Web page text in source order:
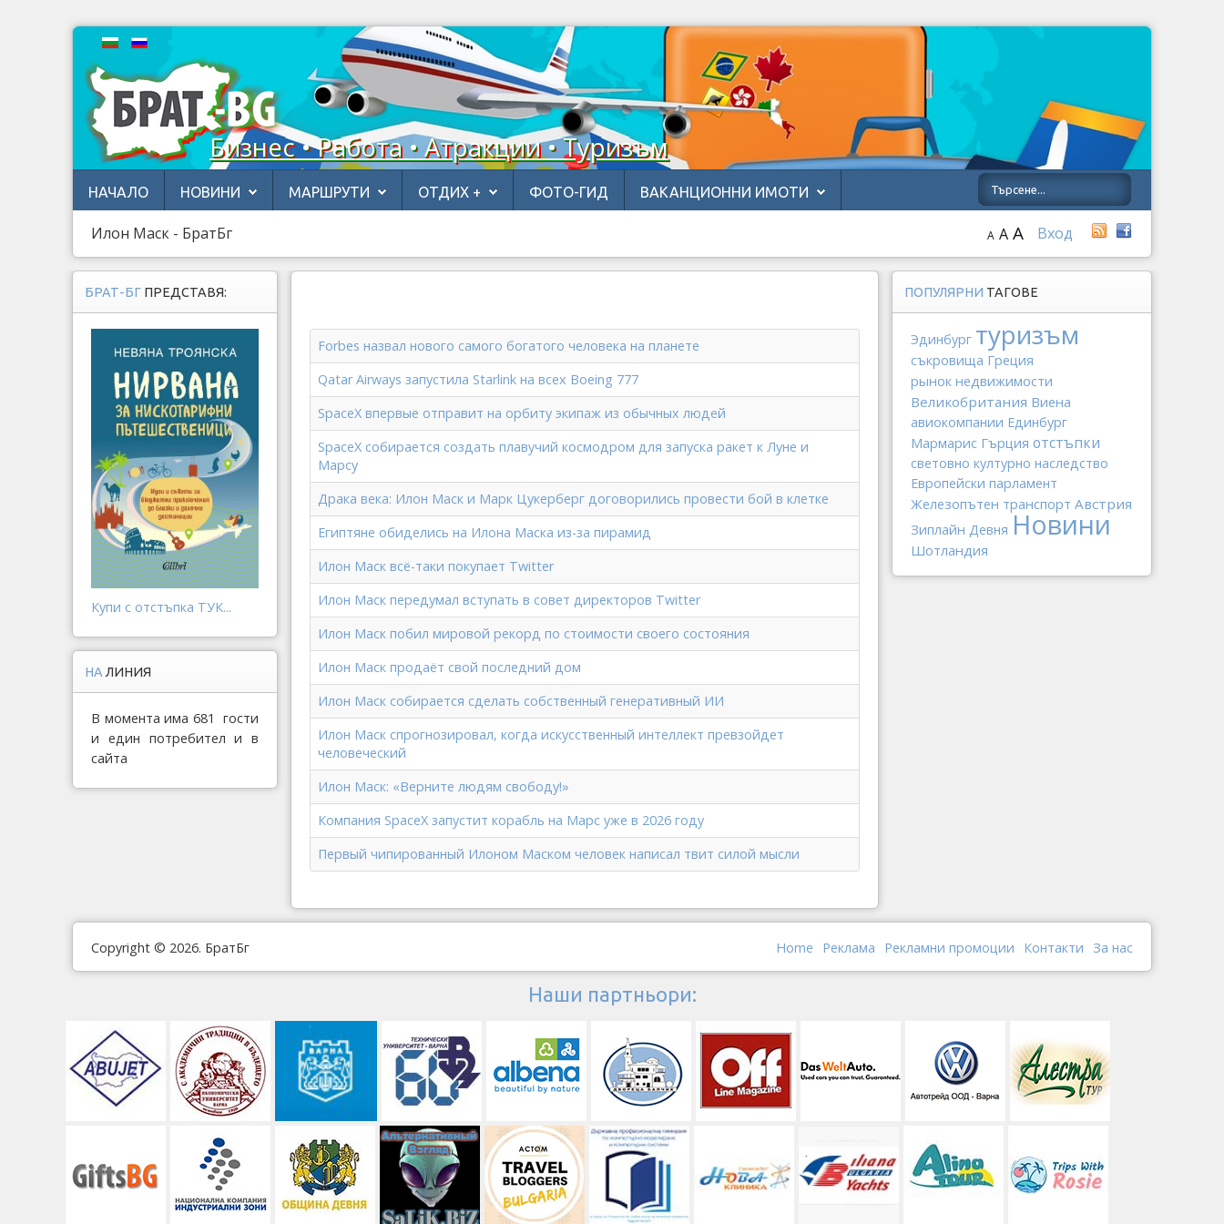
Бизнес • Работа • Атракции • Туризъм
НАЧАЛО НОВИНИ МАРШРУТИ ОТДИХ + ФОТО-ГИД ВАКАНЦИОННИ ИМОТИ
Илон Маск - БратБг Вход
A A A
Forbes назвал нового самого богатого человека на планете
Qatar Airways запустила Starlink на всех Boeing 777
SpaceX впервые отправит на орбиту экипаж из обычных людей
SpaceX собирается создать плавучий космодром для запуска ракет к Луне и
Марсу
Драка века: Илон Маск и Марк Цукерберг договорились провести бой в клетке
Египтяне обиделись на Илона Маска из-за пирамид
Илон Маск всё-таки покупает Twitter
Илон Маск передумал вступать в совет директоров Twitter
Илон Маск побил мировой рекорд по стоимости своего состояния
Илон Маск продаёт свой последний дом
Илон Маск собирается сделать собственный генеративный ИИ
Илон Маск спрогнозировал, когда искусственный интеллект превзойдет
человеческий
Илон Маск: «Верните людям свободу!»
Компания SpaceX запустит корабль на Марс уже в 2026 году
Первый чипированный Илоном Маском человек написал твит силой мысли
БРАТ-БГ ПРЕДСТАВЯ:
Купи с отстъпка ТУК...
НА ЛИНИЯ
В момента има 681 гости
и един потребител и в
сайта
ПОПУЛЯРНИ ТАГОВЕ
Эдинбург туризъм
съкровища Греция
рынок недвижимости
Великобритания Виена
авиокомпании Единбург
Мармарис Гърция отстъпки
световно културно наследство
Европейски парламент
Железопътен транспорт Австрия
Зиплайн Девня Новини
Шотландия
Copyright © 2026. БратБг За нас
Контакти
Рекламни промоции
Реклама
Home
Наши партньори: